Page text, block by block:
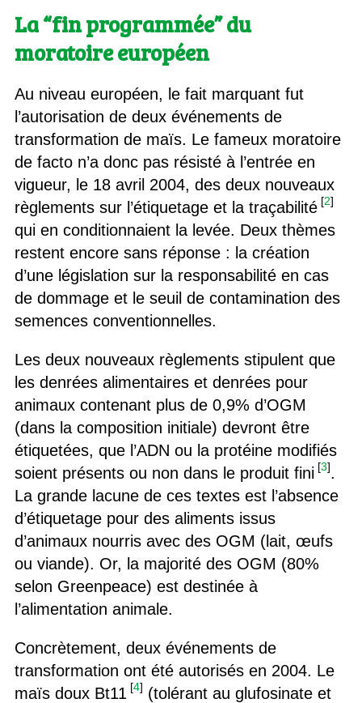
La “fin programmée” du
moratoire européen
Au niveau européen, le fait marquant fut
l’autorisation de deux événements de
transformation de maïs. Le fameux moratoire
de facto n’a donc pas résisté à l’entrée en
vigueur, le 18 avril 2004, des deux nouveaux
règlements sur l’étiquetage et la traçabilité [2]
qui en conditionnaient la levée. Deux thèmes
restent encore sans réponse : la création
d’une législation sur la responsabilité en cas
de dommage et le seuil de contamination des
semences conventionnelles.
Les deux nouveaux règlements stipulent que
les denrées alimentaires et denrées pour
animaux contenant plus de 0,9% d’OGM
(dans la composition initiale) devront être
étiquetées, que l’ADN ou la protéine modifiés
soient présents ou non dans le produit fini[3].
La grande lacune de ces textes est l’absence
d’étiquetage pour des aliments issus
d’animaux nourris avec des OGM (lait, œufs
ou viande). Or, la majorité des OGM (80%
selon Greenpeace) est destinée à
l’alimentation animale.
Concrètement, deux événements de
transformation ont été autorisés en 2004. Le
maïs doux Bt11 [4] (tolérant au glufosinate et